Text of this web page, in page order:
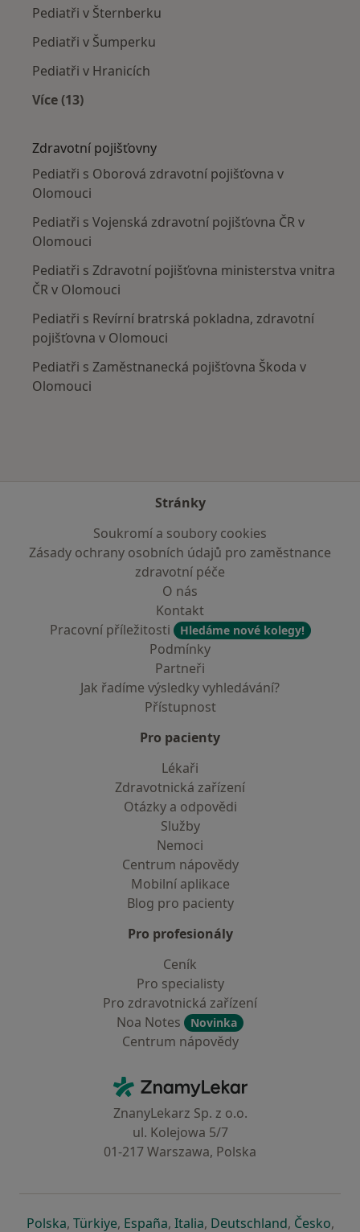
Pediatři v Šternberku
Pediatři v Šumperku
Pediatři v Hranicích
Více (13)
Zdravotní pojišťovny
Pediatři s Oborová zdravotní pojišťovna v
Olomouci
Pediatři s Vojenská zdravotní pojišťovna ČR v
Olomouci
Pediatři s Zdravotní pojišťovna ministerstva vnitra
ČR v Olomouci
Pediatři s Revírní bratrská pokladna, zdravotní
pojišťovna v Olomouci
Pediatři s Zaměstnanecká pojišťovna Škoda v
Olomouci
Stránky
Soukromí a soubory cookies
Zásady ochrany osobních údajů pro zaměstnance
zdravotní péče
O nás
Kontakt
Pracovní příležitosti
Hledáme nové kolegy!
Podmínky
Partneři
Jak řadíme výsledky vyhledávání?
Přístupnost
Pro pacienty
Lékaři
Zdravotnická zařízení
Otázky a odpovědi
Služby
Nemoci
Centrum nápovědy
Mobilní aplikace
Blog pro pacienty
Pro profesionály
Ceník
Pro specialisty
Pro zdravotnická zařízení
Noa Notes
Novinka
Centrum nápovědy
ZnamyLekar - Hlavní stránka
ZnanyLekarz Sp. z o.o.
ul. Kolejowa 5/7
01-217 Warszawa, Polska
Polskase otevře v nové záložce
, Türkiyese otevře v nové záložce
, Españase otevře v nové záložce
, Italiase otevře v nové záložce
, Deutschlandse otevře v
, Českose
,